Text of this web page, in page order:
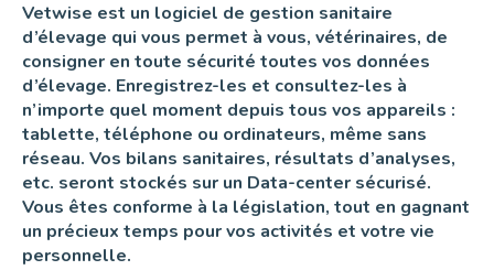
Vetwise est un logiciel de gestion sanitaire
d’élevage qui vous permet à vous, vétérinaires, de
consigner en toute sécurité toutes vos données
d’élevage. Enregistrez-les et consultez-les à
n’importe quel moment depuis tous vos appareils :
tablette, téléphone ou ordinateurs, même sans
réseau. Vos bilans sanitaires, résultats d’analyses,
etc. seront stockés sur un Data-center sécurisé.
Vous êtes conforme à la législation, tout en gagnant
un précieux temps pour vos activités et votre vie
personnelle.